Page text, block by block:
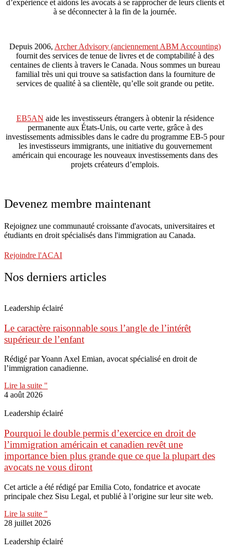
d’expérience et aidons les avocats à se rapprocher de leurs clients et
à se déconnecter à la fin de la journée.
Depuis 2006, Archer Advisory (anciennement ABM Accounting)
fournit des services de tenue de livres et de comptabilité à des
centaines de clients à travers le Canada. Nous sommes un bureau
familial très uni qui trouve sa satisfaction dans la fourniture de
services de qualité à sa clientèle, qu’elle soit grande ou petite.
EB5AN aide les investisseurs étrangers à obtenir la résidence
permanente aux États-Unis, ou carte verte, grâce à des
investissements admissibles dans le cadre du programme EB-5 pour
les investisseurs immigrants, une initiative du gouvernement
américain qui encourage les nouveaux investissements dans des
projets créateurs d’emplois.
Devenez membre maintenant
Rejoignez une communauté croissante d'avocats, universitaires et
étudiants en droit spécialisés dans l'immigration au Canada.
Rejoindre l'ACAI
Nos derniers articles
Leadership éclairé
Le caractère raisonnable sous l’angle de l’intérêt
supérieur de l’enfant
Rédigé par Yoann Axel Emian, avocat spécialisé en droit de
l’immigration canadienne.
Lire la suite "
4 août 2026
Leadership éclairé
Pourquoi le double permis d’exercice en droit de
l’immigration américain et canadien revêt une
importance bien plus grande que ce que la plupart des
avocats ne vous diront
Cet article a été rédigé par Emilia Coto, fondatrice et avocate
principale chez Sisu Legal, et publié à l’origine sur leur site web.
Lire la suite "
28 juillet 2026
Leadership éclairé